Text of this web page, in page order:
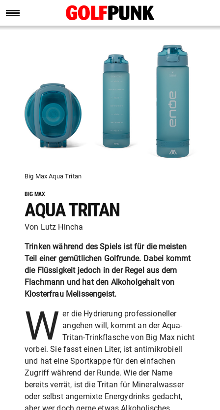
Big Max Aqua Tritan
BIG MAX
AQUA TRITAN
Von Lutz Hincha
Trinken während des Spiels ist für die meisten
Teil einer gemütlichen Golfrunde. Dabei kommt
die Flüssigkeit jedoch in der Regel aus dem
Flachmann und hat den Alkoholgehalt von
Klosterfrau Melissengeist.
W er die Hydrierung professioneller
angehen will, kommt an der Aqua-
Tritan-Trinkflasche von Big Max nicht
vorbei. Sie fasst einen Liter, ist antimikrobiell
und hat eine Sportkappe für den einfachen
Zugriff während der Runde. Wie der Name
bereits verrät, ist die Tritan für Mineralwasser
oder selbst angemixte Energydrinks gedacht,